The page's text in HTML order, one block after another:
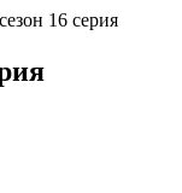
16 серия